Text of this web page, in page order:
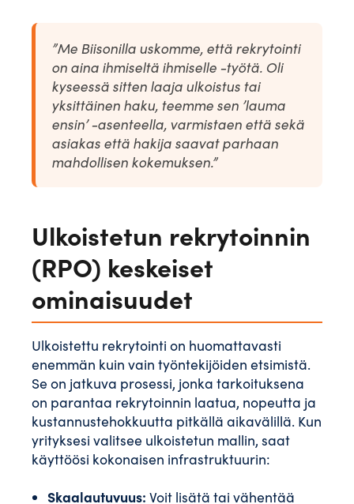
”Me Biisonilla uskomme, että rekrytointi
on aina ihmiseltä ihmiselle -työtä. Oli
kyseessä sitten laaja ulkoistus tai
yksittäinen haku, teemme sen ’lauma
ensin’ -asenteella, varmistaen että sekä
asiakas että hakija saavat parhaan
mahdollisen kokemuksen.”
Ulkoistetun rekrytoinnin
(RPO) keskeiset
ominaisuudet
Ulkoistettu rekrytointi on huomattavasti
enemmän kuin vain työntekijöiden etsimistä.
Se on jatkuva prosessi, jonka tarkoituksena
on parantaa rekrytoinnin laatua, nopeutta ja
kustannustehokkuutta pitkällä aikavälillä. Kun
yrityksesi valitsee ulkoistetun mallin, saat
käyttöösi kokonaisen infrastruktuurin:
Skaalautuvuus: Voit lisätä tai vähentää